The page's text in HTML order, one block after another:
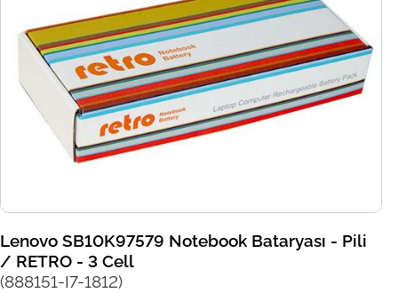
Lenovo SB10K97579 Notebook Bataryası - Pili
/ RETRO - 3 Cell
(888151-I7-1812)